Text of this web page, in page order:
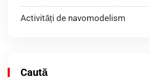
Activități de navomodelism
Caută